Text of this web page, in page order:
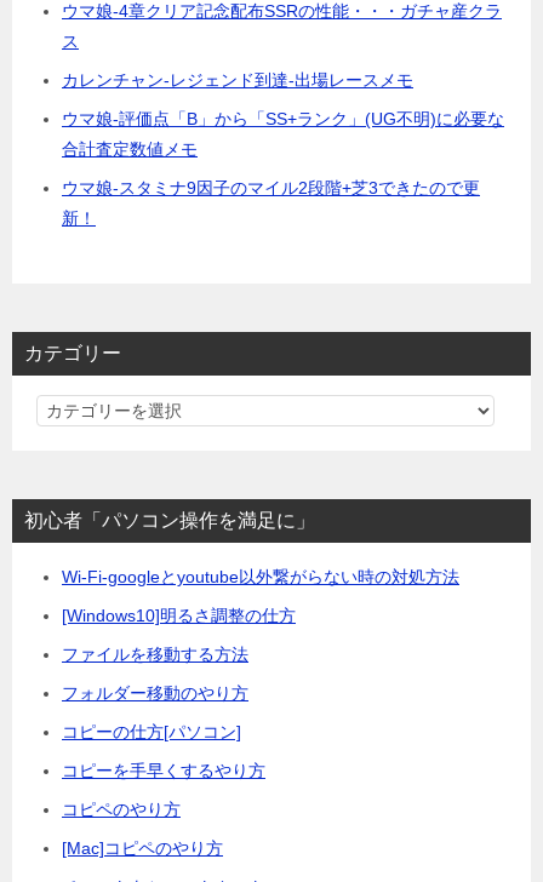
ウマ娘-4章クリア記念配布SSRの性能・・・ガチャ産クラ
ス
カレンチャン-レジェンド到達-出場レースメモ
ウマ娘-評価点「B」から「SS+ランク」(UG不明)に必要な
合計査定数値メモ
ウマ娘-スタミナ9因子のマイル2段階+芝3できたので更
新！
カテゴリー
カ
リ
ー
初心者「パソコン操作を満足に」
Wi-Fi-googleとyoutube以外繋がらない時の対処方法
[Windows10]明るさ調整の仕方
ファイルを移動する方法
フォルダー移動のやり方
コピーの仕方[パソコン]
コピーを手早くするやり方
コピペのやり方
[Mac]コピペのやり方